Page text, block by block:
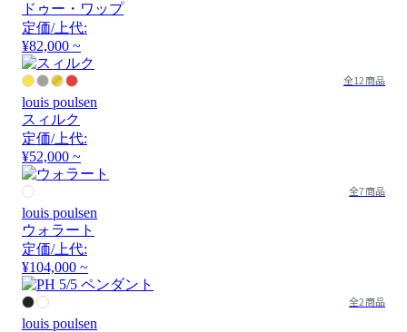
ドゥー・ワップ
定価/上代:
¥82,000 ~
全12商品
louis poulsen
スィルク
定価/上代:
¥52,000 ~
全7商品
louis poulsen
ウォラート
定価/上代:
¥104,000 ~
全2商品
louis poulsen